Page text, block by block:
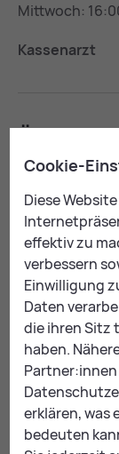
Mittwoch:
Kassenarzt
Cookie-
Diese
effektiv zu
verbessern
Einwilligung
Daten
die ihren Sitz
haben.
erklären, was
bedeuten